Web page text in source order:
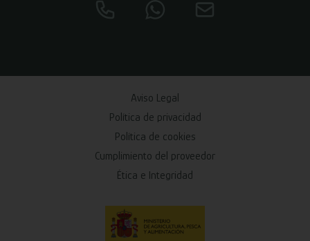
Aviso Legal
Política de privacidad
Política de cookies
Cumplimiento del proveedor
Ética e Integridad